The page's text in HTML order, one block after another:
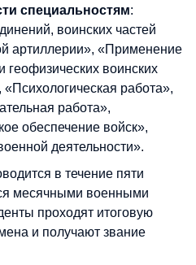
специальностям:
воинских частей
артиллерии», «Применение
геофизических воинских
работа»,
работа»,
обеспечение войск»,
деятельности».
в течение пяти
месячными военными
проходят итоговую
и получают звание